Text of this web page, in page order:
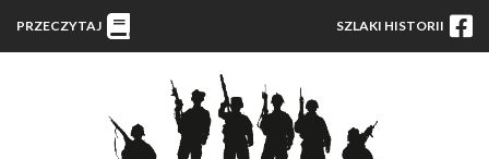
PRZECZYTAJ SZLAKI HISTORII